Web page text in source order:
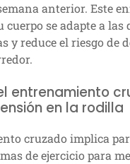
anterior. Este
cuerpo se adapte a las
y reduce el riesgo de
entrenamiento
en la rodilla
cruzado implica
de ejercicio para